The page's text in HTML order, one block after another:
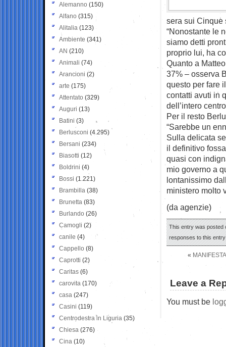
sera sui Cinque
“Nonostante le
siamo detti
proprio lui, ha
Quanto a
37% – osserva
questo per fare
contatti avuti in
dell’intero
Per il resto
“Sarebbe un
Sulla delicata
il definitivo
quasi con
mio governo a
lontanissimo
ministero molto
(da agenzie)
This entry was posted
responses to this
«
Leave a
You must be
Alemanno (150)
Alfano (315)
Alitalia (123)
Ambiente (341)
AN (210)
Animali (74)
Arancioni (2)
arte (175)
Attentato (329)
Auguri (13)
Batini (3)
Berlusconi (4.295)
Bersani (234)
Biasotti (12)
Boldrini (4)
Bossi (1.221)
Brambilla (38)
Brunetta (83)
Burlando (26)
Camogli (2)
canile (4)
Cappello (8)
Caprotti (2)
Caritas (6)
carovita (170)
casa (247)
Casini (119)
Centrodestra in Liguria (35)
Chiesa (276)
Cina (10)